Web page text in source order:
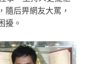
隨后畀網友大罵，
擾。